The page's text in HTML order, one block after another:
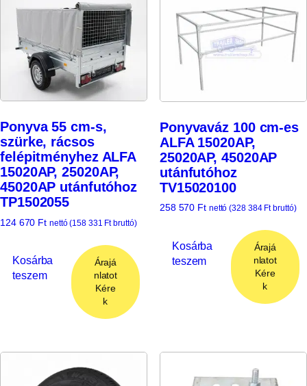
Ponyva 55 cm-s,
szürke, rácsos
felépitményhez ALFA
15020AP, 25020AP,
45020AP utánfutóhoz
TP1502055
124 670 Ft nettó (158 331 Ftbruttó)
Kosárba
teszem
Árajá
nlatot
Kére
k
Ponyvaváz 100 cm-es
ALFA 15020AP,
25020AP, 45020AP
utánfutóhoz
TV15020100
258 570 Ft nettó (328 384 Ftbruttó)
Kosárba
teszem
Árajá
nlatot
Kére
k